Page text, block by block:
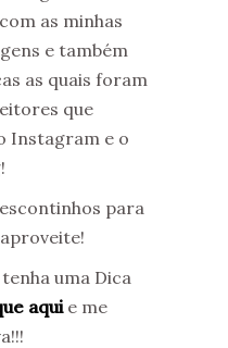
as minhas
e também
as quais foram
que
Instagram e o
para
uma Dica
aquie me